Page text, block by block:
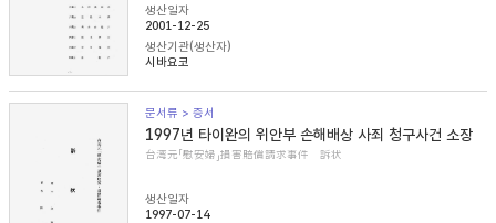
생산일자
2001-12-25
생산기관(생산자)
시바요코
문서류 > 증서
1997년 타이완의 위안부 손해배상 사죄 청구사건 소장
台湾元「慰安婦」損害賠償請求事件 訴状
생산일자
1997-07-14